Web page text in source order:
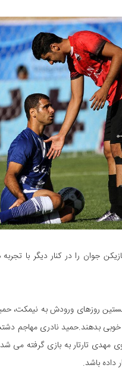
جوان را در کنار دیگر با
روزهای ورودش به نیمکت،
خوبی بدهند.حمید نادری مهاجم
تارتار به بازی گرفته می
داده باشد.